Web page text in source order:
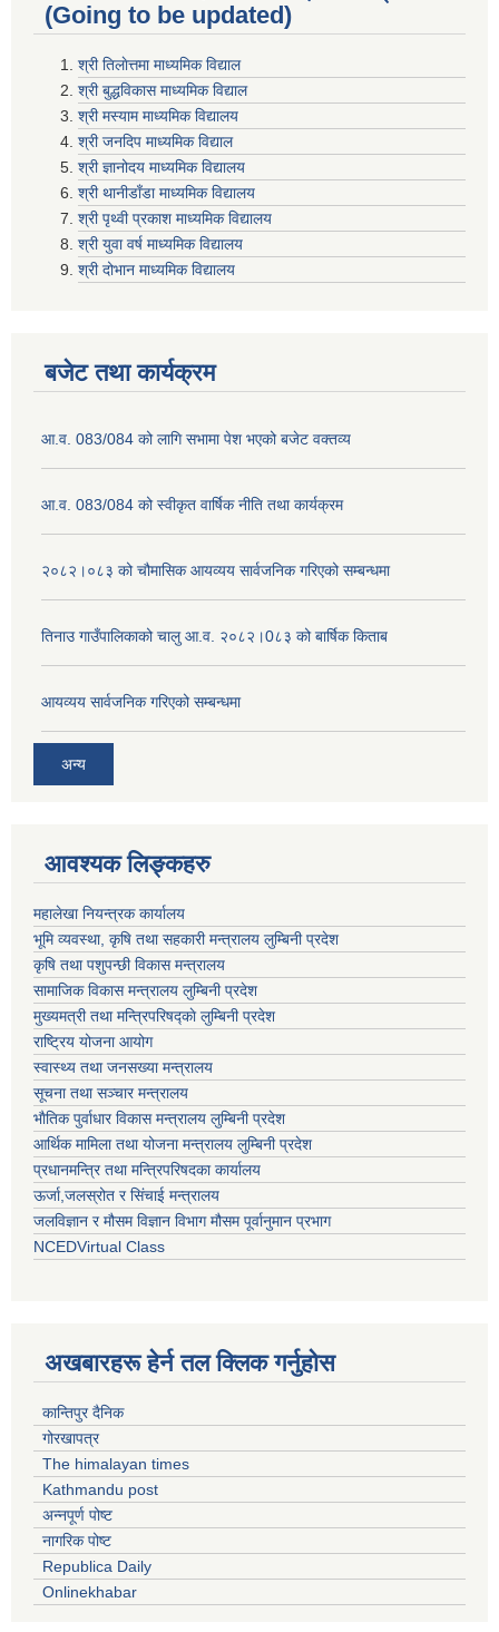
(Going to be updated)
श्री तिलाेत्तमा माध्यमिक विद्याल
श्री बुद्धविकास माध्यमिक विद्याल
श्री मस्याम माध्यमिक विद्यालय
श्री जनदिप माध्यमिक विद्याल
श्री ज्ञानोदय माध्यमिक विद्यालय
श्री थानीडाँडा माध्यमिक विद्यालय
श्री पृथ्वी प्रकाश माध्यमिक विद्यालय
श्री युवा वर्ष माध्यमिक विद्यालय
श्री दोभान माध्यमिक विद्यालय
बजेट तथा कार्यक्रम
आ.व. 083/084 को लागि सभामा पेश भएको बजेट वक्तव्य
आ.व. 083/084 को स्वीकृत वार्षिक नीति तथा कार्यक्रम
२०८२।०८३ को चौमासिक आयव्यय सार्वजनिक गरिएको सम्बन्धमा
तिनाउ गाउँपालिकाको चालु आ.व. २०८२।0८३ को बार्षिक किताब
आयव्यय सार्वजनिक गरिएको सम्बन्धमा
अन्य
आवश्यक लिङ्कहरु
महालेखा नियन्त्रक कार्यालय
भूमि व्यवस्था, कृषि तथा सहकारी मन्त्रालय लुम्बिनी प्रदेश
कृषि तथा पशुपन्छी विकास मन्त्रालय
सामाजिक विकास मन्त्रालय लुम्बिनी प्रदेश
मुख्यमत्री तथा मन्त्रिपरिषद्काे लुम्बिनी प्रदेश
राष्ट्रिय योजना आयोग
स्वास्थ्य तथा जनसख्या मन्त्रालय
सूचना तथा सञ्चार मन्त्रालय
भाैतिक पुर्वाधार विकास मन्त्रालय लुम्बिनी प्रदेश
आर्थिक मामिला तथा योजना मन्त्रालय लुम्बिनी प्रदेश
प्रधानमन्त्रि तथा मन्त्रिपरिषदका कार्यालय
ऊर्जा,जलस्रोत र सिंचाई मन्त्रालय
जलविज्ञान र मौसम विज्ञान विभाग मौसम पूर्वानुमान प्रभाग
NCEDVirtual Class
अखबारहरू हेर्न तल क्लिक गर्नुहोस
कान्तिपुर दैनिक
गोरखापत्र
The himalayan times
Kathmandu post
अन्नपूर्ण पोष्ट
नागरिक पोष्ट
Republica Daily
Onlinekhabar